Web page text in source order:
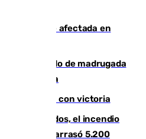
la superficie afectada en
atropellado de madrugada
por Málaga
a punto con victoria
Los Gallardos, el incendio
personas y arrasó 5.200